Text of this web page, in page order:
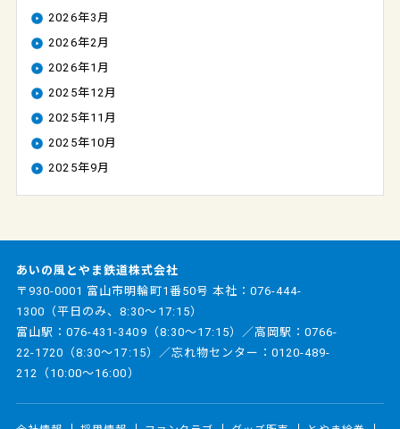
2026年3月
2026年2月
2026年1月
2025年12月
2025年11月
2025年10月
2025年9月
あいの風とやま鉄道株式会社
〒930-0001 富山市明輪町1番50号 本社： 076-444-
1300 （平日のみ、8:30～17:15）
富山駅：076-431-3409 （8:30～17:15）／高岡駅：0766-
22-1720 （8:30～17:15）／忘れ物センター：0120-489-
212 （10:00～16:00）